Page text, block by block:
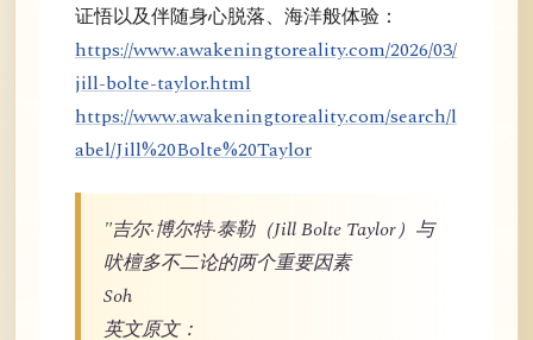
证悟以及伴随身心脱落、海洋般体验：
https://www.awakeningtoreality.com/2026/03/
jill-bolte-taylor.html
https://www.awakeningtoreality.com/search/l
abel/Jill%20Bolte%20Taylor
"吉尔·博尔特·泰勒（Jill Bolte Taylor）与
吠檀多不二论的两个重要因素
Soh
英文原文：